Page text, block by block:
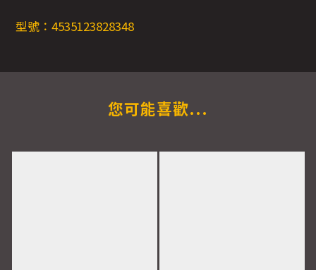
型號：4535123828348
您可能喜歡...